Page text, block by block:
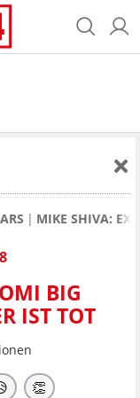
MIKE SHIVA:
BIG
IST TOT
👏